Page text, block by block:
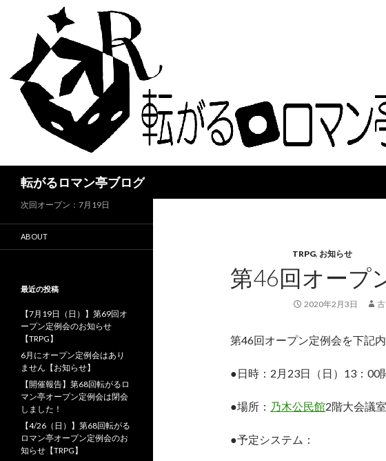
転がるロマン亭ブログ
TRPG, お知らせ
第46回オープ
2020年2月3日
第46回オープン定例会を下記内
●日時：2月23日（日）13：
●場所： 乃木公民館2階大会議
●予定システム：
次回オープン：7月19日
ABOUT
最近の投稿
【7月19日（日）】第69回オ
ープン定例会のお知らせ
【TRPG】
6月にオープン定例会はあり
ません【お知らせ】
【開催報告】第68回転がるロ
マン亭オープン定例会は閉会
しました！
【4/26（日）】第68回転がる
ロマン亭オープン定例会のお
知らせ【TRPG】